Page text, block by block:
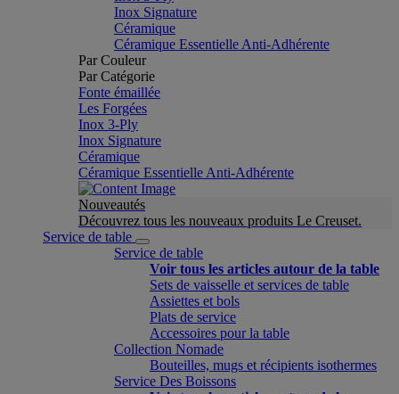
Inox Signature
Céramique
Céramique Essentielle Anti-Adhérente
Par Couleur
Par Catégorie
Fonte émaillée
Les Forgées
Inox 3-Ply
Inox Signature
Céramique
Céramique Essentielle Anti-Adhérente
Nouveautés
Découvrez tous les nouveaux produits Le Creuset.
Service de table
Service de table
Voir tous les articles autour de la table
Sets de vaisselle et services de table
Assiettes et bols
Plats de service
Accessoires pour la table
Collection Nomade
Bouteilles, mugs et récipients isothermes
Service Des Boissons